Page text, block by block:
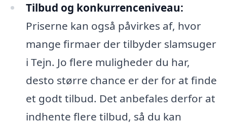
Tilbud og konkurrenceniveau:
Priserne kan også påvirkes af, hvor
mange firmaer der tilbyder slamsuger
i Tejn. Jo flere muligheder du har,
desto større chance er der for at finde
et godt tilbud. Det anbefales derfor at
indhente flere tilbud, så du kan